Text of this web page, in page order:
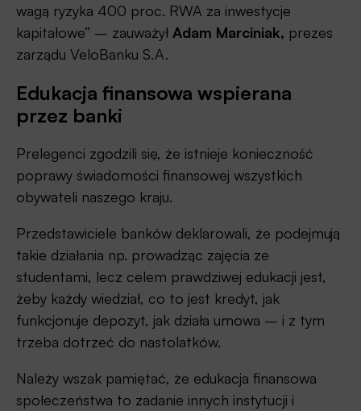
wagą ryzyka 400 proc. RWA za inwestycje
kapitałowe” – zauważył Adam Marciniak, prezes
zarządu VeloBanku S.A.
Edukacja finansowa wspierana
przez banki
Prelegenci zgodzili się, że istnieje konieczność
poprawy świadomości finansowej wszystkich
obywateli naszego kraju.
Przedstawiciele banków deklarowali, że podejmują
takie działania np. prowadząc zajęcia ze
studentami, lecz celem prawdziwej edukacji jest,
żeby każdy wiedział, co to jest kredyt, jak
funkcjonuje depozyt, jak działa umowa – i z tym
trzeba dotrzeć do nastolatków.
Należy wszak pamiętać, że edukacja finansowa
społeczeństwa to zadanie innych instytucji i